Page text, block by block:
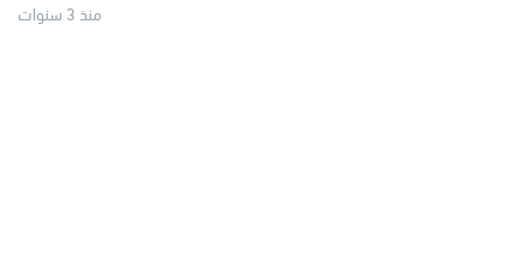
منذ 3 سنوات